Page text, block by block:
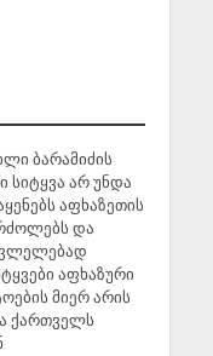
ბარამიძის
სიტყვა არ უნდა
აფხაზეთის
და
აფხაზური
მიერ არის
ქართველს